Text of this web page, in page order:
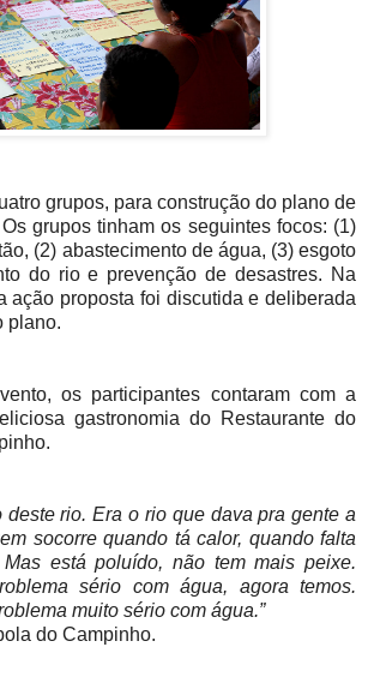
grupos, para construção do plano de
grupos tinham os seguintes focos: (1)
(2) abastecimento de água, (3) esgoto
do rio e prevenção de desastres. Na
ação proposta foi discutida e deliberada
plano.
os participantes contaram com a
gastronomia do Restaurante do
deste rio. Era o rio que dava pra gente a
socorre quando tá calor, quando falta
está poluído, não tem mais peixe.
sério com água, agora temos.
muito sério com água.”
do Campinho.